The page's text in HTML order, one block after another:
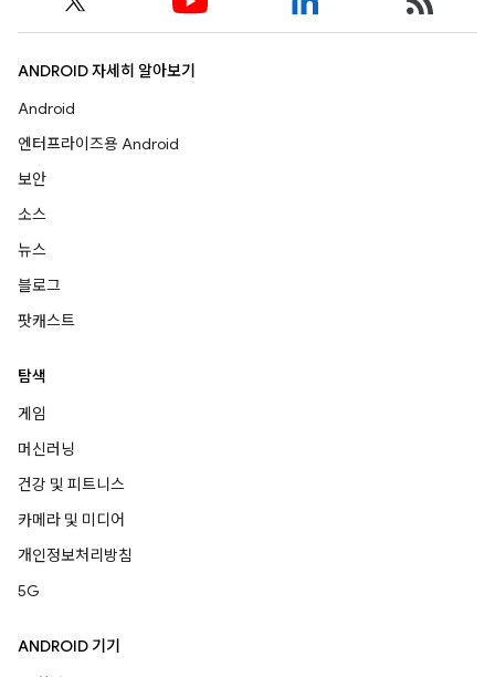
ANDROID 자세히 알아보기
Android
엔터프라이즈용 Android
보안
소스
뉴스
블로그
팟캐스트
탐색
게임
머신러닝
건강 및 피트니스
카메라 및 미디어
개인정보처리방침
5G
ANDROID 기기